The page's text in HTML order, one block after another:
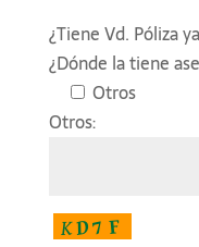
¿Tiene Vd. Póliza
¿Dónde la tiene
Otros
Otros: